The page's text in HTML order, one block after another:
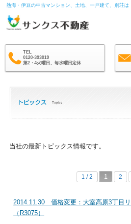
熱海・伊豆の中古マンション、土地、一戸建て、別荘は
TEL
0120-393019
第2・4火曜日、毎水曜日定休
当社の最新トピックス情報です。
1 / 2 1 2
2014.11.30 価格変更：大室高原3丁目
（R3075）